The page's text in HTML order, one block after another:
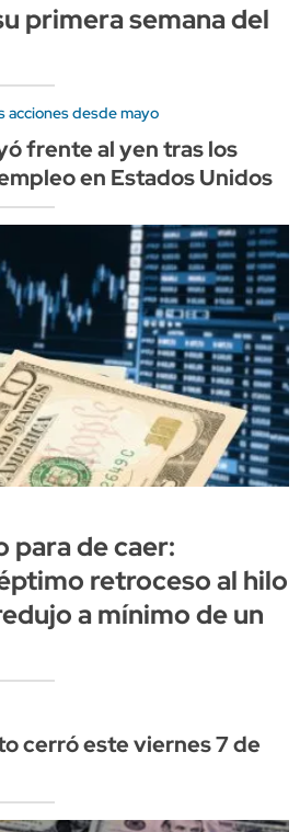
primera semana del
acciones desde mayo
frente al yen tras los
en Estados Unidos
para de caer:
retroceso al hilo
a mínimo de un
cerró este viernes 7 de